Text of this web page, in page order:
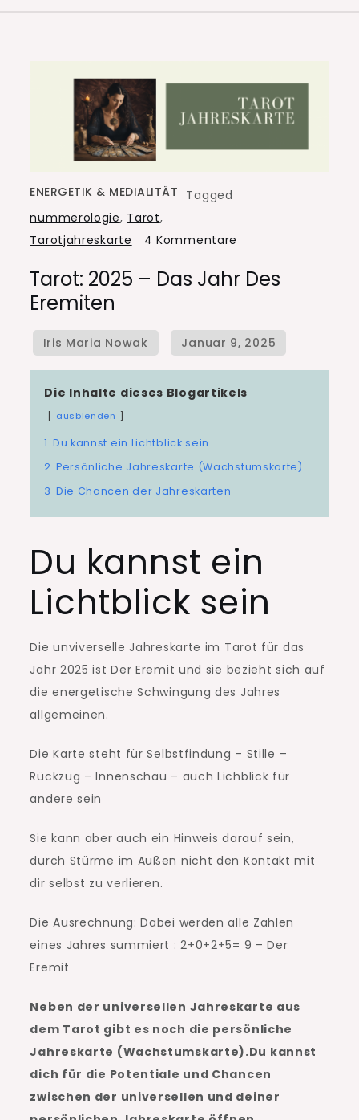
ENERGETIK & MEDIALITÄT Tagged
nummerologie, Tarot,
Tarotjahreskarte
4 Kommentare
2025
das
Jahr
des
Eremiten
Tarot: 2025 – Das Jahr Des
Eremiten
Die Inhalte dieses Blogartikels
ausblenden
1 Du kannst ein Lichtblick sein
2 Persönliche Jahreskarte (Wachstumskarte)
3 Die Chancen der Jahreskarten
Du kannst ein
Lichtblick sein
Die unviverselle Jahreskarte im Tarot für das
Jahr 2025 ist Der Eremit und sie bezieht sich auf
die energetische Schwingung des Jahres
allgemeinen.
Die Karte steht für Selbstfindung – Stille –
Rückzug – Innenschau – auch Lichblick für
andere sein
Sie kann aber auch ein Hinweis darauf sein,
durch Stürme im Außen nicht den Kontakt mit
dir selbst zu verlieren.
Die Ausrechnung: Dabei werden alle Zahlen
eines Jahres summiert : 2+0+2+5= 9 – Der
Eremit
Neben der universellen Jahreskarte aus
dem Tarot gibt es noch die persönliche
Jahreskarte (Wachstumskarte).Du kannst
dich für die Potentiale und Chancen
zwischen der universellen und deiner